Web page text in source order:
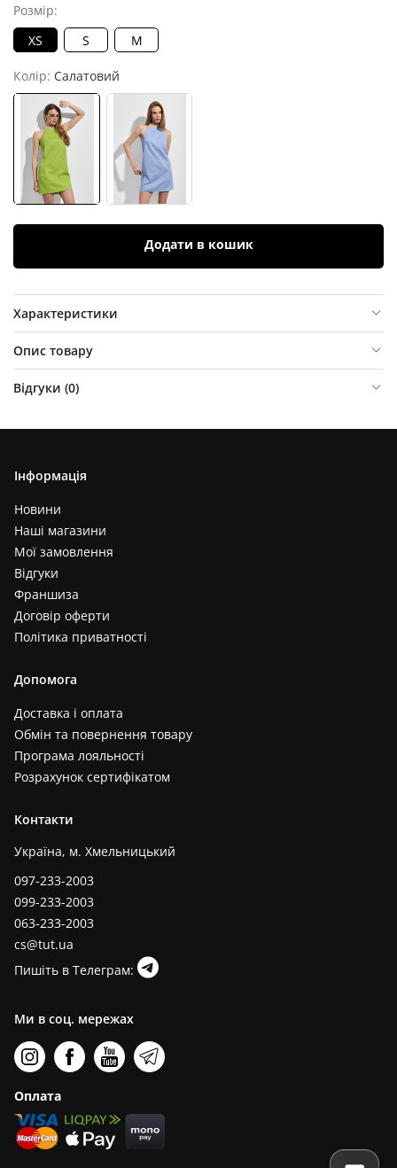
Розмір:
XS
S M
Колір: Салатовий
Додати в кошик
Характеристики
Опис товару
Відгуки (0)
Інформація
Новини
Наші магазини
Мої замовлення
Відгуки
Франшиза
Договір оферти
Політика приватності
Допомога
Доставка і оплата
Обмін та повернення товару
Програма лояльності
Розрахунок сертифікатом
Контакти
Україна, м. Хмельницький
097-233-2003
099-233-2003
063-233-2003
cs@tut.ua
Пишіть в Телеграм:
Ми в соц. мережах
Оплата